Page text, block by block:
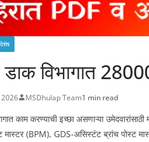
डाक विभागात
MSDhulap Team1 min read
काम करण्याची इच्छा असणाऱ्या
मास्टर (BPM), GDS-असिस्टंट ब्रांच पोस्ट